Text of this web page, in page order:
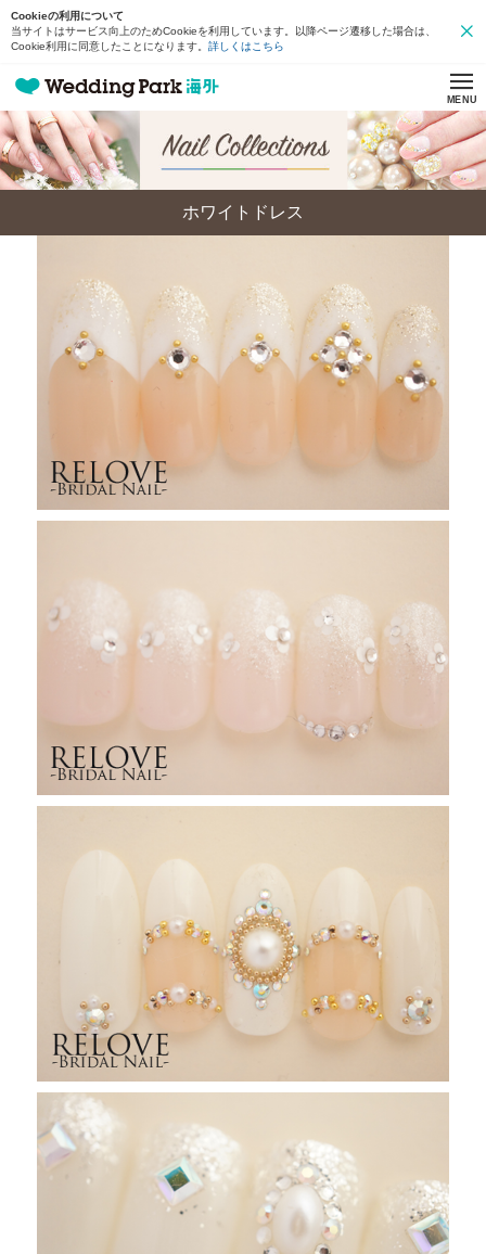
Cookieの利用について
当サイトはサービス向上のためCookieを利用しています。以降ページ遷移した場合は、
Cookie利用に同意したことになります。 詳しくはこちら
MENU
ホワイトドレス